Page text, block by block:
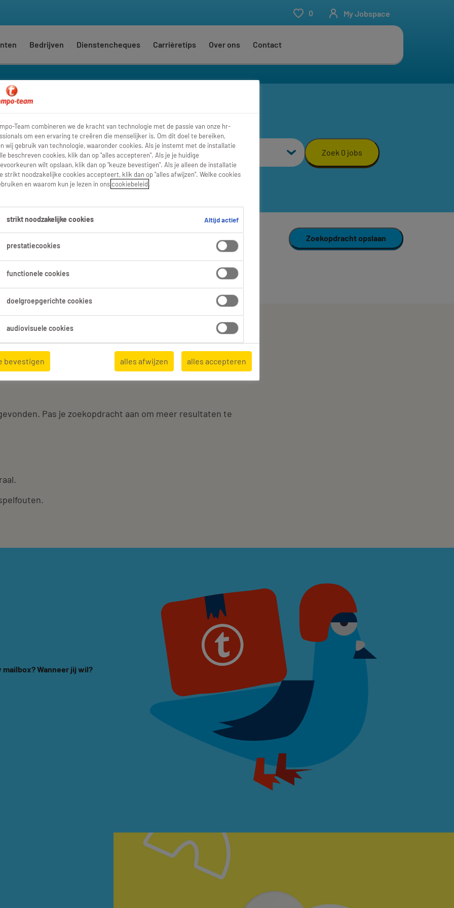
Bedrijven Dienstencheques Carrièretips Over ons Contact
0 My Jobspace
Waar Straal
Zoek 0 jobs
Zoekopdracht opslaan
Alles wissen
Pas je zoekopdracht aan om meer resultaten te
Wanneer jij wil?
Team combineren we de kracht van technologie met de passie van onze hr-
om een ervaring te creëren die menselijker is. Om dit doel te bereiken,
wij gebruik van technologie, waaronder cookies. Als je instemt met de installatie
beschreven cookies, klik dan op "alles accepteren". Als je je huidige
wilt opslaan, klik dan op "keuze bevestigen". Als je alleen de installatie
strikt noodzakelijke cookies accepteert, klik dan op "alles afwijzen". Welke cookies
en waarom kun je lezen in onscookiebeleid.
strikt noodzakelijke cookies Altijd actief
prestatiecookies
functionele cookies
doelgroepgerichte cookies
audiovisuele cookies
bevestigen alles afwijzen alles accepteren